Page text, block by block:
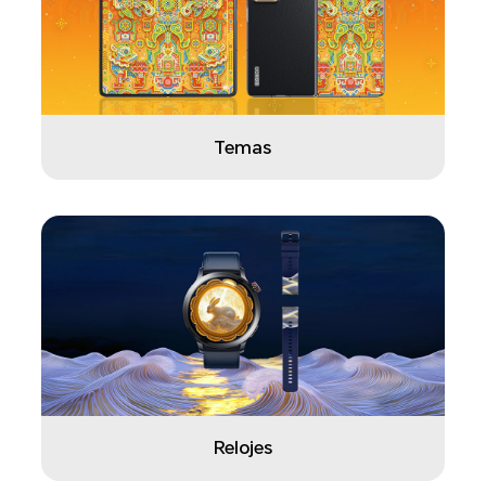
Temas
Relojes